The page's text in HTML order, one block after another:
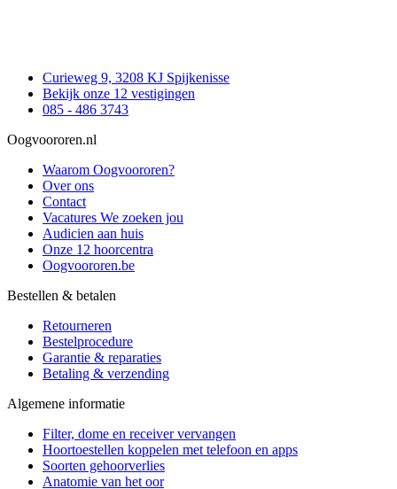
Curieweg 9, 3208 KJ Spijkenisse
Bekijk onze 12 vestigingen
085 - 486 3743
Oogvoororen.nl
Waarom Oogvoororen?
Over ons
Contact
Vacatures We zoeken jou
Audicien aan huis
Onze 12 hoorcentra
Oogvoororen.be
Bestellen & betalen
Retourneren
Bestelprocedure
Garantie & reparaties
Betaling & verzending
Algemene informatie
Filter, dome en receiver vervangen
Hoortoestellen koppelen met telefoon en apps
Soorten gehoorverlies
Anatomie van het oor